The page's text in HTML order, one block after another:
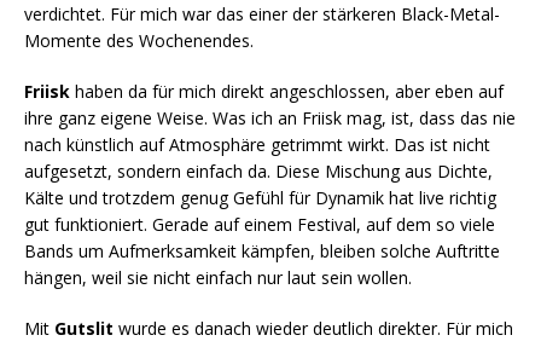
verdichtet. Für mich war das einer der stärkeren Black-Metal-
Momente des Wochenendes.
Friisk haben da für mich direkt angeschlossen, aber eben auf
ihre ganz eigene Weise. Was ich an Friisk mag, ist, dass das nie
nach künstlich auf Atmosphäre getrimmt wirkt. Das ist nicht
aufgesetzt, sondern einfach da. Diese Mischung aus Dichte,
Kälte und trotzdem genug Gefühl für Dynamik hat live richtig
gut funktioniert. Gerade auf einem Festival, auf dem so viele
Bands um Aufmerksamkeit kämpfen, bleiben solche Auftritte
hängen, weil sie nicht einfach nur laut sein wollen.
Mit Gutslit wurde es danach wieder deutlich direkter. Für mich